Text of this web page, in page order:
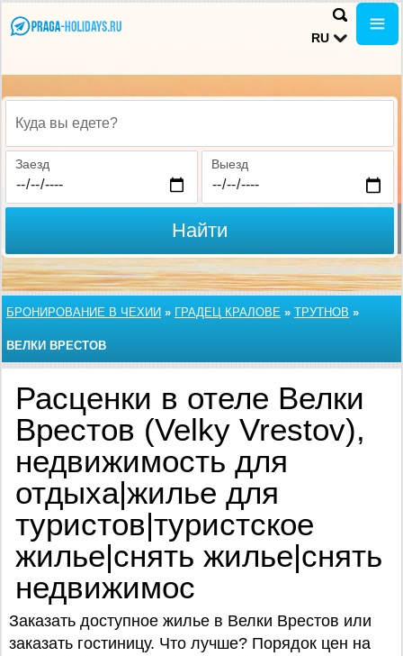
RU
Куда вы едете?
Заезд Выезд
Найти
БРОНИРОВАНИЕ В ЧЕХИИ » ГРАДЕЦ КРАЛОВЕ » ТРУТНОВ »
ВЕЛКИ ВРЕСТОВ
Расценки в отеле Велки
Врестов (Velky Vrestov),
недвижимость для
отдыха|жилье для
туристов|туристское
жилье|снять жилье|снять
недвижимос
Заказать доступное жилье в Велки Врестов или
заказать гостиницу. Что лучше? Порядок цен на